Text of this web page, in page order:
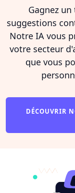
Gagnez
suggestions
Notre IA vous
votre secteur
que vous
DÉCOUVRIR